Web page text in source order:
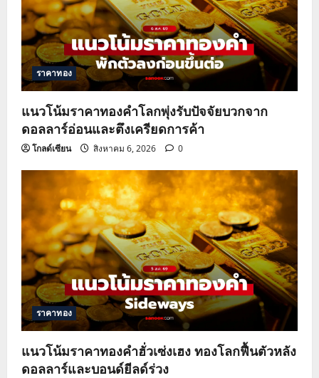
ราคาทอง
แนวโน้มราคาทองคำโลกพุ่งรับปัจจัยบวกจาก
ดอลลาร์อ่อนและตึงเครียดการค้า
โกลด์เซียน สิงหาคม 6, 2026 0
ราคาทอง
แนวโน้มราคาทองคำฮั่วเซ่งเฮง ทองโลกฟื้นตัวหลัง
ดอลลาร์และบอนด์ยีลด์ร่วง